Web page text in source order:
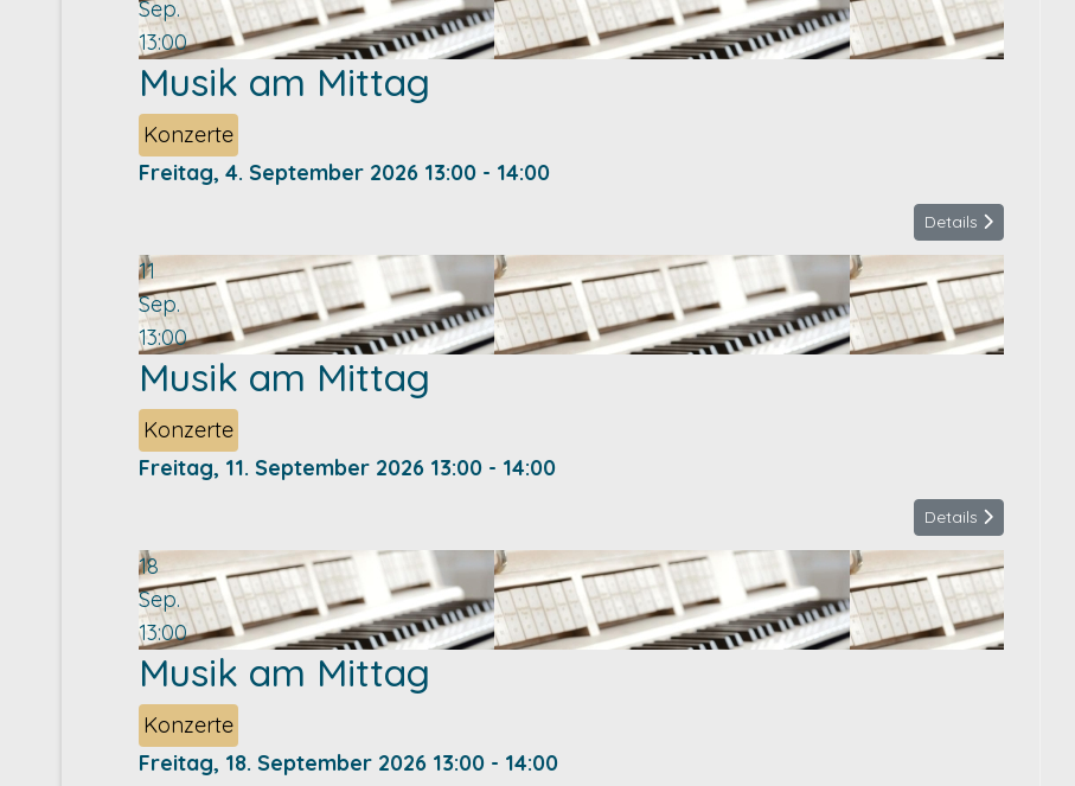
Sep.
13:00
Musik am Mittag
Konzerte
Freitag, 4. September 2026 13:00 - 14:00
Details
11
Sep.
13:00
Musik am Mittag
Konzerte
Freitag, 11. September 2026 13:00 - 14:00
Details
18
Sep.
13:00
Musik am Mittag
Konzerte
Freitag, 18. September 2026 13:00 - 14:00